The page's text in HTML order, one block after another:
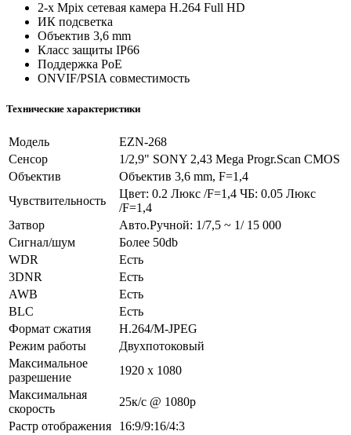
2-х Мpix сетевая камера H.264 Full HD
ИК подсветка
Объектив 3,6 mm
Класс защиты IP66
Поддержка PoE
ONVIF/PSIA совместимость
Технические характеристики
Модель
EZN-268
Сенсор
1/2,9" SONY 2,43 Mega Progr.Scan CMOS
Объектив
Объектив 3,6 mm, F=1,4
Чувствительность
Цвет: 0.2 Люкс /F=1,4 ЧБ: 0.05 Люкс
/F=1,4
Затвор
Авто.Ручной: 1/7,5 ~ 1/ 15 000
Сигнал/шум
Более 50db
WDR
Есть
3DNR
Есть
AWB
Есть
BLC
Есть
Формат сжатия
H.264/M-JPEG
Режим работы
Двухпотоковый
Максимальное
разрешение
1920 х 1080
Максимальная
скорость
25к/с @ 1080p
Растр отображения
16:9/9:16/4:3